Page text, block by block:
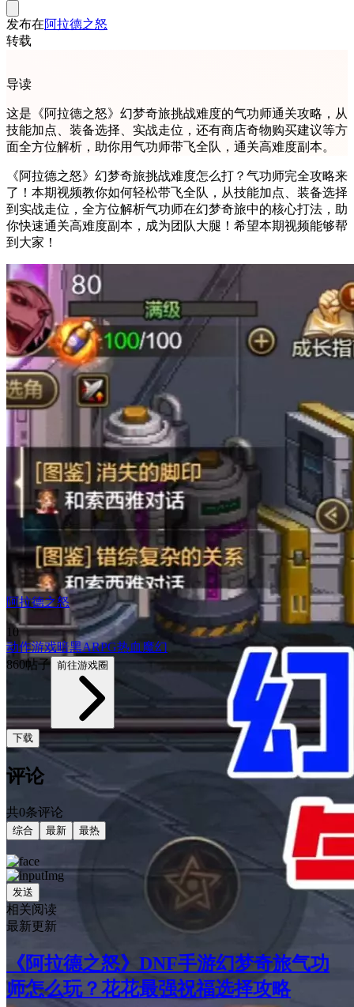
发布在阿拉德之怒
转载
导读
这是《阿拉德之怒》幻梦奇旅挑战难度的气功师通关攻略，从
技能加点、装备选择、实战走位，还有商店奇物购买建议等方
面全方位解析，助你用气功师带飞全队，通关高难度副本。
《阿拉德之怒》幻梦奇旅挑战难度怎么打？气功师完全攻略来
了！本期视频教你如何轻松带飞全队，从技能加点、装备选择
到实战走位，全方位解析气功师在幻梦奇旅中的核心打法，助
你快速通关高难度副本，成为团队大腿！希望本期视频能够帮
到大家！
阿拉德之怒
10
动作游戏暗黑ARPG热血 魔幻
860帖子 前往游戏圈
下载
评论
共0条评论
综合 最新 最热
发送
相关阅读
最新更新
《阿拉德之怒》DNF手游幻梦奇旅气功
师怎么玩？花花最强祝福选择攻略